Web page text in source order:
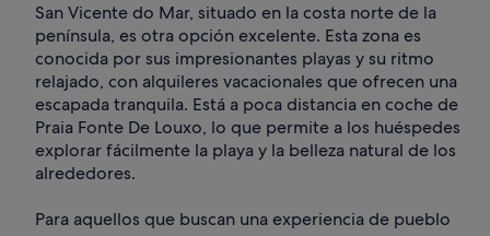
San Vicente do Mar, situado en la costa norte de la
península, es otra opción excelente. Esta zona es
conocida por sus impresionantes playas y su ritmo
relajado, con alquileres vacacionales que ofrecen una
escapada tranquila. Está a poca distancia en coche de
Praia Fonte De Louxo, lo que permite a los huéspedes
explorar fácilmente la playa y la belleza natural de los
alrededores.
Para aquellos que buscan una experiencia de pueblo